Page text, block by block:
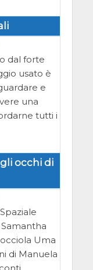
dal forte
usato è
e
una
tutti i
occhi di
Uma
di Manuela